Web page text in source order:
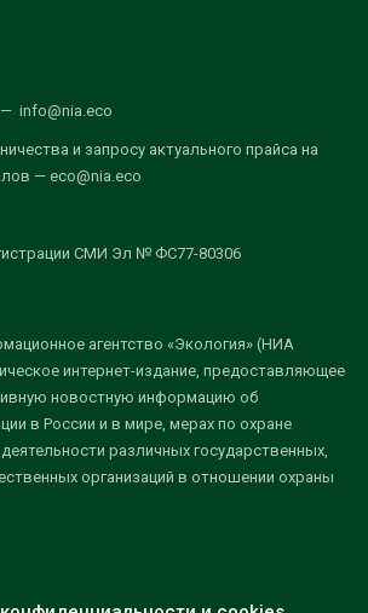
info@nia.eco
и запросу актуального прайса на
— eco@nia.eco
СМИ Эл № ФС77-80306
агентство «Экология» (НИА
интернет-издание, предоставляющее
новостную информацию об
в России и в мире, мерах по охране
различных государственных,
организаций в отношении охраны